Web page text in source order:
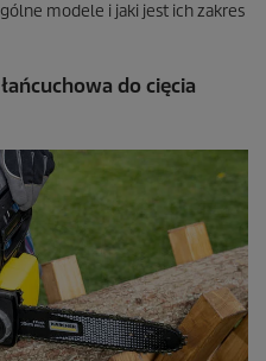
modele i jaki jest ich zakres
do cięcia